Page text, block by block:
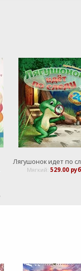
Мягкий: 529.00